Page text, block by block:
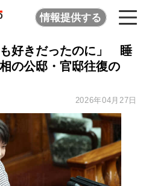
情報提供する
も好きだったのに」 睡
の公邸・官邸往復の
2026年04月27日